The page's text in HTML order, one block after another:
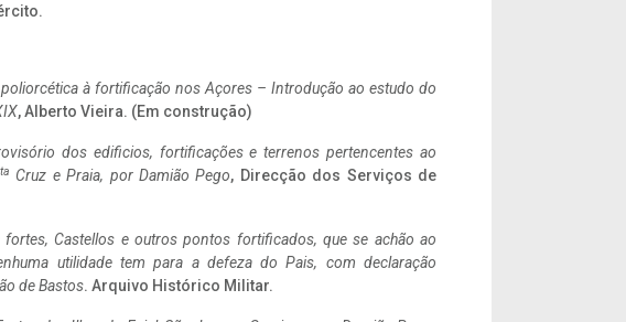
à fortificação nos Açores – Introdução ao estudo do
, Alberto Vieira. (Em construção)
dos edificios, fortificações e terrenos pertencentes ao
ta Cruz e Praia, por Damião Pego, Direcção dos Serviços de
fortes, Castellos e outros pontos fortificados, que se achão ao
utilidade tem para a defeza do Pais, com declaração
de Bastos. Arquivo Histórico Militar.